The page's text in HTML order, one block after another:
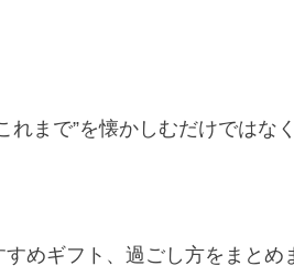
まで”を懐かしむだけではな
めギフト、過ごし方をまとめ